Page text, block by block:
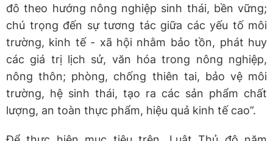
đô theo hướng nông nghiệp sinh thái, bền vững;
chú trọng đến sự tương tác giữa các yếu tố môi
trường, kinh tế - xã hội nhằm bảo tồn, phát huy
các giá trị lịch sử, văn hóa trong nông nghiệp,
nông thôn; phòng, chống thiên tai, bảo vệ môi
trường, hệ sinh thái, tạo ra các sản phẩm chất
lượng, an toàn thực phẩm, hiệu quả kinh tế cao”.